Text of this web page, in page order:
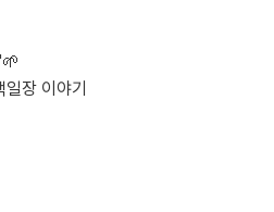
장 이야기
여러분의 뜨거운 관심과 참여 속에 성황리에 마무리되었습니다.